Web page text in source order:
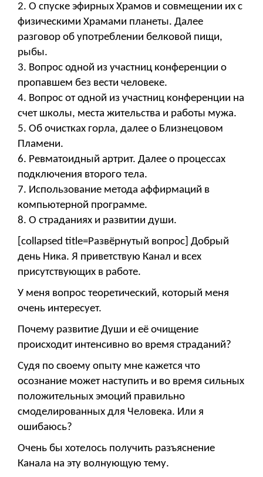
2. О спуске эфирных Храмов и совмещении их с
физическими Храмами планеты. Далее
разговор об употреблении белковой пищи,
рыбы.
3. Вопрос одной из участниц конференции о
пропавшем без вести человеке.
4. Вопрос от одной из участниц конференции на
счет школы, места жительства и работы мужа.
5. Об очистках горла, далее о Близнецовом
Пламени.
6. Ревматоидный артрит. Далее о процессах
подключения второго тела.
7. Использование метода аффирмаций в
компьютерной программе.
8. О страданиях и развитии души.
[collapsed title=Развёрнутый вопрос] Добрый
день Ника. Я приветствую Канал и всех
присутствующих в работе.
У меня вопрос теоретический, который меня
очень интересует.
Почему развитие Души и её очищение
происходит интенсивно во время страданий?
Судя по своему опыту мне кажется что
осознание может наступить и во время сильных
положительных эмоций правильно
смоделированных для Человека. Или я
ошибаюсь?
Очень бы хотелось получить разъяснение
Канала на эту волнующую тему.